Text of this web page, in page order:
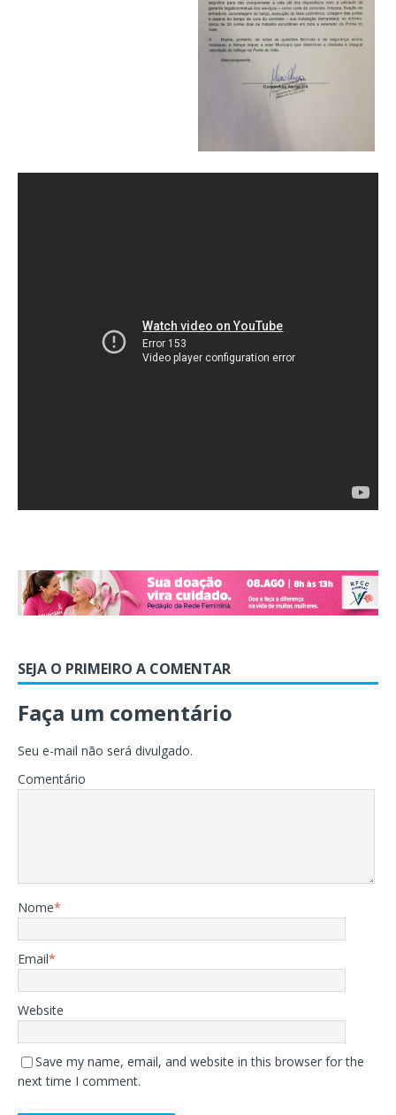
SEJA O PRIMEIRO A COMENTAR
Faça um comentário
Seu e-mail não será divulgado.
Comentário
Nome*
Email*
Website
Save my name, email, and website in this browser for the
next time I comment.